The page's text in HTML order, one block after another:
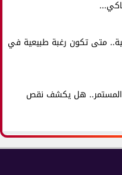
متى تكون رغبة طبيعية في
المستمر.. هل يكشف نقص